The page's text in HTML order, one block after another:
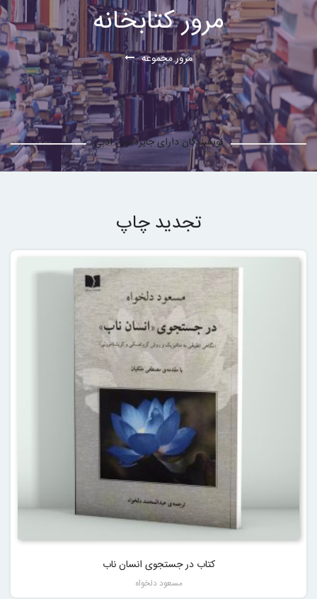
مرور کتابخانه
مرور مجموعه
نویسندگان دارای جایزه نوبل ادبی
تجدید چاپ
کتاب در جستجوی انسان ناب
مسعود دلخواه